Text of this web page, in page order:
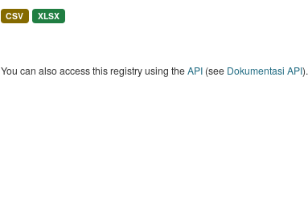
CSV XLSX
You can also access this registry using theAPI(see Dokumentasi API).